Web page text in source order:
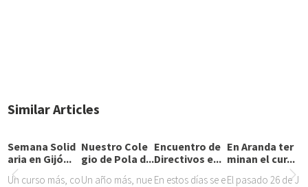
Similar Articles
Semana Solid
aria en Gijó...
Un curso más, co
Nuestro Cole
gio de Pola d...
Un año más, nue
Encuentro de
Directivos e...
En estos días se e
En Aranda ter
minan el cur...
El pasado 26 de J